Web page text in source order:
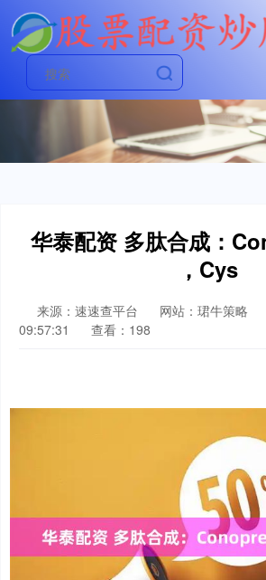
华泰配资 多肽合成：
，Cys
来源：速速查平台 网站：珺牛策略
09:57:31
查看：198